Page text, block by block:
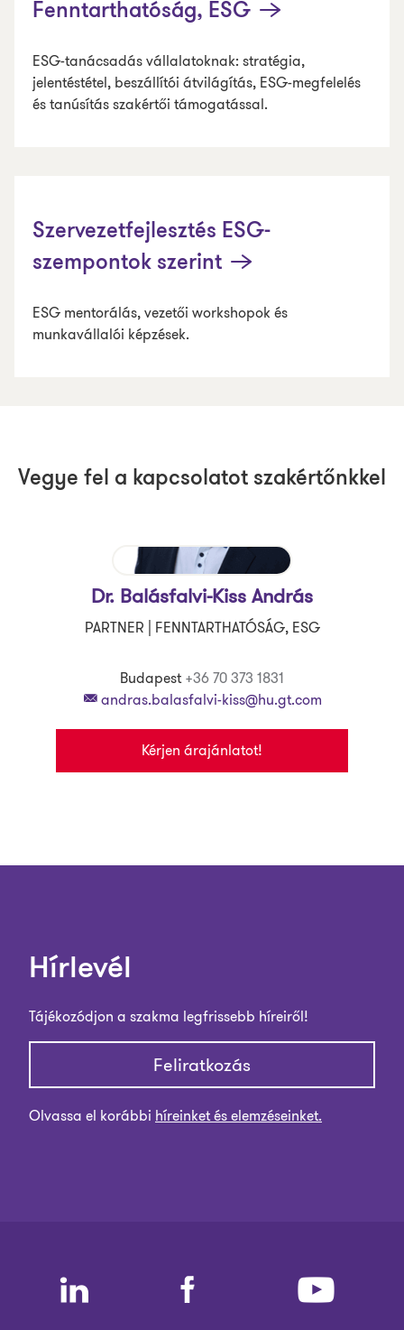
Fenntarthatóság, ESG
ESG-tanácsadás vállalatoknak: stratégia,
jelentéstétel, beszállítói átvilágítás, ESG-megfelelés
és tanúsítás szakértői támogatással.
Szervezetfejlesztés ESG-
szempontok szerint
ESG mentorálás, vezetői workshopok és
munkavállalói képzések.
Vegye fel a kapcsolatot szakértőnkkel
Dr. Balásfalvi-Kiss András
PARTNER | FENNTARTHATÓSÁG, ESG
Budapest +36 70 373 1831
andras.balasfalvi-kiss@hu.gt.com
Kérjen árajánlatot!
Hírlevél
Tájékozódjon a szakma legfrissebb híreiről!
Feliratkozás
Olvassa el korábbi híreinket és elemzéseinket.